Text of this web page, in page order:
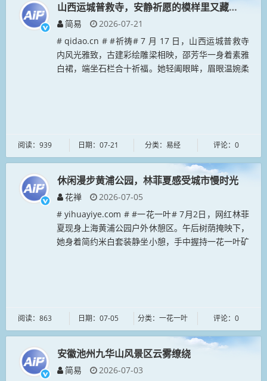
山西运城普救寺，安静祈愿的模样里又藏着几分
简易
2026-07-21
# qidao.cn # #祈祷# 7 月 17 日，山西运城普救寺
内风光雅致，古建彩绘雕梁相映，邵芳华一身着素雅
白裙，端坐石栏合十祈福。她轻阖眼眸，眉眼温婉柔
阅读：939 日期：07-21 分类：易经 评论：0
休闲漫步黄浦公园，林菲夏感受城市慢时光
花禅
2026-07-05
# yihuayiye.com # #一花一叶# 7月2日，网红林菲
夏现身上海黄浦公园户外休憩区。午后树荫掩映下，
她身着简约米白套装静坐小憩，手中握持一花一叶矿
阅读：863 日期：07-05 分类：一花一叶 评论：0
安徽池州九华山风景区云雾缭绕
简易
2026-07-03